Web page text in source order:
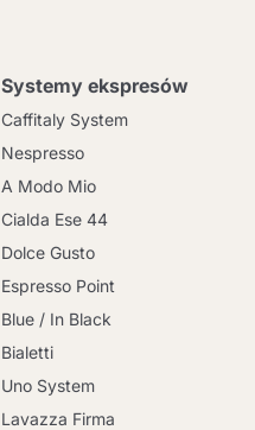
Systemy ekspresów
Caffitaly System
Nespresso
A Modo Mio
Cialda Ese 44
Dolce Gusto
Espresso Point
Blue / In Black
Bialetti
Uno System
Lavazza Firma